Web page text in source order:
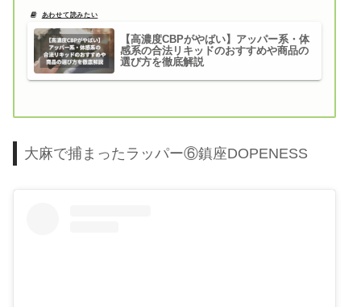
【高濃度CBPがやばい】アッパー系・体
感系の合法リキッドのおすすめや商品の
選び方を徹底解説
大麻で捕まったラッパー⑥鎮座DOPENESS